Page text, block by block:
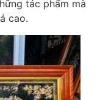
tác phẩm mà
cao.